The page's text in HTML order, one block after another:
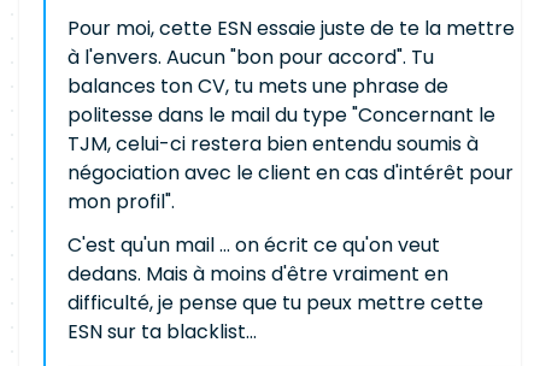
Pour moi, cette ESN essaie juste de te la mettre
à l'envers. Aucun "bon pour accord". Tu
balances ton CV, tu mets une phrase de
politesse dans le mail du type "Concernant le
TJM, celui-ci restera bien entendu soumis à
négociation avec le client en cas d'intérêt pour
mon profil".
C'est qu'un mail ... on écrit ce qu'on veut
dedans. Mais à moins d'être vraiment en
difficulté, je pense que tu peux mettre cette
ESN sur ta blacklist...